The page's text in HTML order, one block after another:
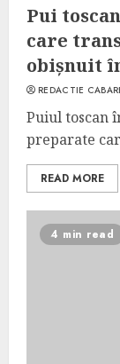
Pui
care
obișnuit
REDACTIE
Puiul toscan
preparate
READ MORE
4 min read